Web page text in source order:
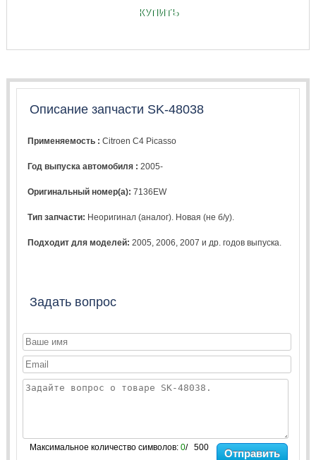
КУПИТЬ
Описание запчасти SK-48038
Применяемость :Citroen C4 Picasso
Год выпуска автомобиля :2005-
Оригинальный номер(а):7136EW
Тип запчасти: Неоригинал (аналог). Новая (не б/у).
Подходит для моделей: 2005 ,2006 ,2007 и др. годов выпуска.
Задать вопрос
Максимальное количество символов: 0/ 500 Отправить